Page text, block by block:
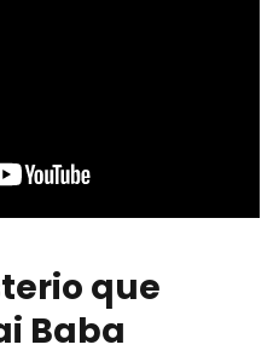
que
Baba